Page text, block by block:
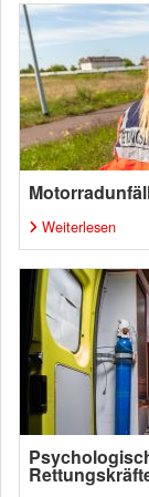
Weiterlesen